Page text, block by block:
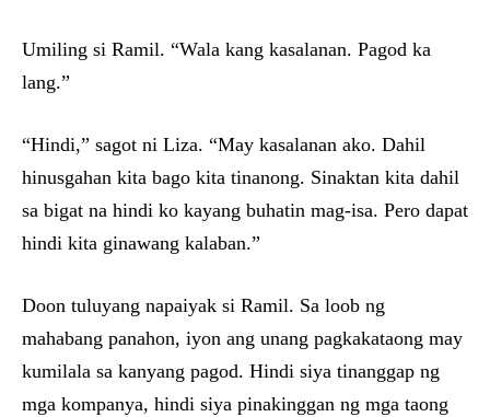
Umiling si Ramil. “Wala kang kasalanan. Pagod ka
lang.”
“Hindi,” sagot ni Liza. “May kasalanan ako. Dahil
hinusgahan kita bago kita tinanong. Sinaktan kita dahil
sa bigat na hindi ko kayang buhatin mag-isa. Pero dapat
hindi kita ginawang kalaban.”
Doon tuluyang napaiyak si Ramil. Sa loob ng
mahabang panahon, iyon ang unang pagkakataong may
kumilala sa kanyang pagod. Hindi siya tinanggap ng
mga kompanya, hindi siya pinakinggan ng mga taong